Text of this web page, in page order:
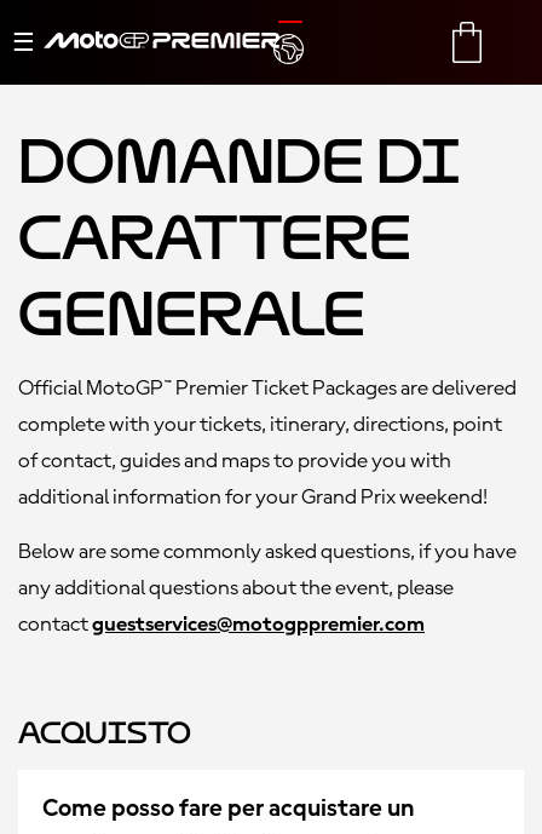
Menu
navigazione
TRANSLATE
Domande di
carattere
generale
Official MotoGP™ Premier Ticket Packages are delivered
complete with your tickets, itinerary, directions, point
of contact, guides and maps to provide you with
additional information for your Grand Prix weekend!
Below are some commonly asked questions, if you have
any additional questions about the event, please
contactguestservices@motogppremier.com
Acquisto
Come posso fare per acquistare un